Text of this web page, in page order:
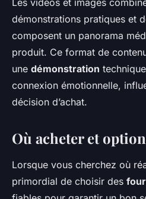
Les vidéos et images
démonstrations pratiques et
composent un panorama
produit. Ce format de
une démonstration
connexion émotionnelle,
décision d’achat.
Où acheter et
Lorsque vous cherchez où
primordial de choisir des